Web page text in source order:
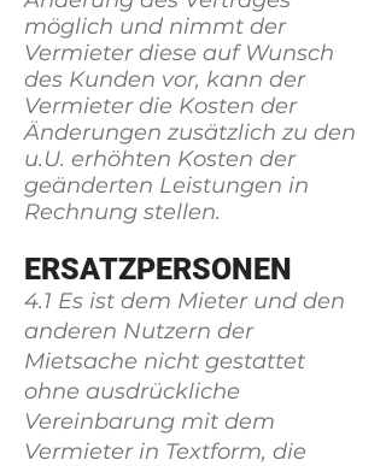
möglich und nimmt der
Vermieter diese auf Wunsch
des Kunden vor, kann der
Vermieter die Kosten der
Änderungen zusätzlich zu den
u.U. erhöhten Kosten der
geänderten Leistungen in
Rechnung stellen.
ERSATZPERSONEN
4.1 Es ist dem Mieter und den
anderen Nutzern der
Mietsache nicht gestattet
ohne ausdrückliche
Vereinbarung mit dem
Vermieter in Textform, die